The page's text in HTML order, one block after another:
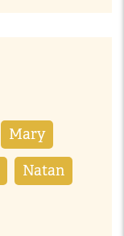
Mary
Natan